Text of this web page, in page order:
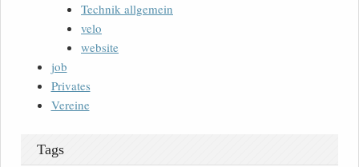
Technik allgemein
velo
website
job
Privates
Vereine
Tags